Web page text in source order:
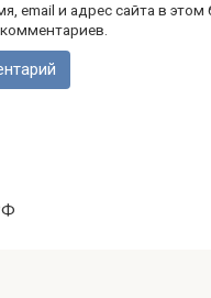
email и адрес сайта в этом